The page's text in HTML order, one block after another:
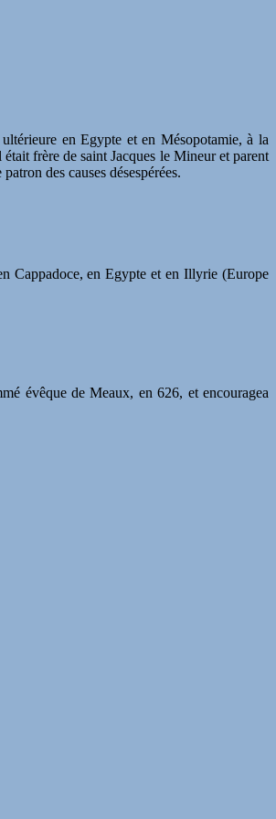
en Egypte et en Mésopotamie, à la
frère de saint Jacques le Mineur et parent
des causes désespérées.
Cappadoce, en Egypte et en Illyrie (Europe
évêque de Meaux, en 626, et encouragea